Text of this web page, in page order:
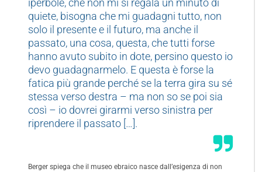
iperbole, che non mi si regala un minuto di
quiete, bisogna che mi guadagni tutto, non
solo il presente e il futuro, ma anche il
passato, una cosa, questa, che tutti forse
hanno avuto subito in dote, persino questo io
devo guadagnarmelo. E questa è forse la
fatica più grande perché se la terra gira su sé
stessa verso destra – ma non so se poi sia
così – io dovrei girarmi verso sinistra per
riprendere il passato […].
Berger spiega che il museo ebraico nasce dall’esigenza di non